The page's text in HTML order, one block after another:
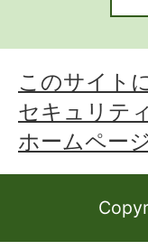
このサイト
セキュリテ
ホームペー